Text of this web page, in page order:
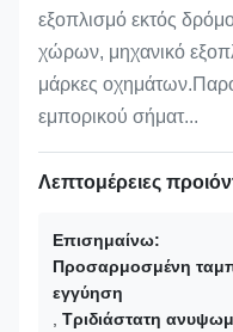
εξοπλισμό εκτός
χώρων, μηχανικό
μάρκες
εμπορικού σήματ...
Λεπτομέρειες
Επισημαίνω:
Προσαρμοσμένη
εγγύηση
Τριδιάστατη